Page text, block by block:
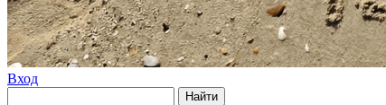
Вход
Найти